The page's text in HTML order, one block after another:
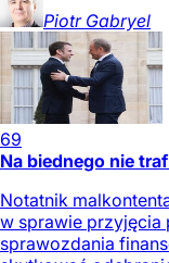
Piotr Gabryel
69
Na biednego nie
Notatnik
w sprawie przyjęcia
sprawozdania